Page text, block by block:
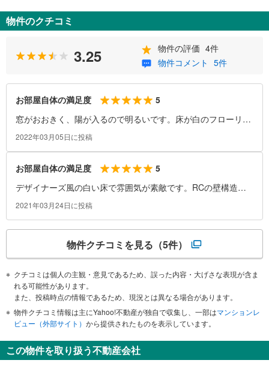
物件のクチコミ
3.25 物件の評価 4件
物件コメント 5件
お部屋自体の満足度
5
窓がおおきく、陽が入るので明るいです。床が白のフローリン
グなのもあって、明るく、広く感じます。1LDKですが、寝室
2022年03月05日に投稿
お部屋自体の満足度
5
デザイナーズ風の白い床で雰囲気が素敵です。RCの壁構造で
柱梁がないので、部屋も広く感じます。また、まども大きく開
2021年03月24日に投稿
物件クチコミを見る （5件）
クチコミは個人の主観・意見であるため、誤った内容・大げさな表現が含ま
れる可能性があります。
また、投稿時点の情報であるため、現況とは異なる場合があります。
物件クチコミ情報は主にYahoo!不動産が独自で収集し、一部はマンションレ
ビュー（外部サイト） から提供されたものを表示しています。
この物件を取り扱う不動産会社